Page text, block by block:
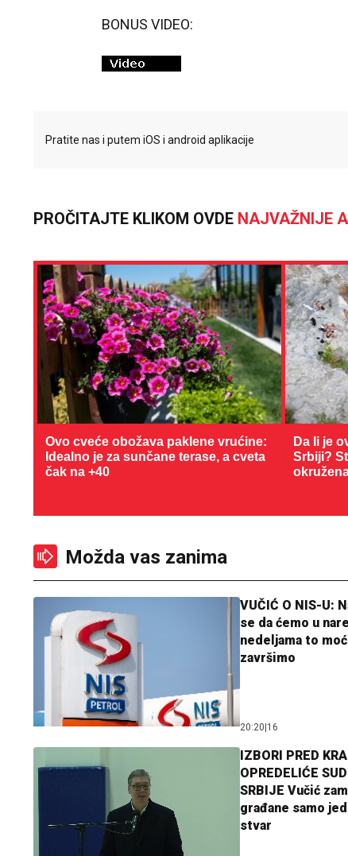
BONUS VIDEO:
Pratite nas i putem iOS i android aplikacije
PROČITAJTE KLIKOM OVDE NAJVAŽNIJE
Ovo cveće obožava paklene vrućine:
Idealno je za sunčane terase, a cveta
čak na +40
Da li je
Srbiji?
Možda vas zanima
VUČIĆ O NIS-U:
se da ćemo u
nedeljama to
završimo
20:20|16
IZBORI PRED
OPREDELIĆE
SRBIJE Vučić
građane samo
stvar